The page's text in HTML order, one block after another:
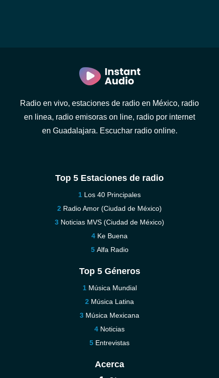
Radio en vivo, estaciones de radio en México, radio
en linea, radio emisoras on line, radio por internet
en Guadalajara. Escuchar radio online.
Top 5 Estaciones de radio
Los 40 Principales
Radio Amor (Ciudad de México)
Noticias MVS (Ciudad de México)
Ke Buena
Alfa Radio
Top 5 Géneros
Música Mundial
Música Latina
Música Mexicana
Noticias
Entrevistas
Acerca